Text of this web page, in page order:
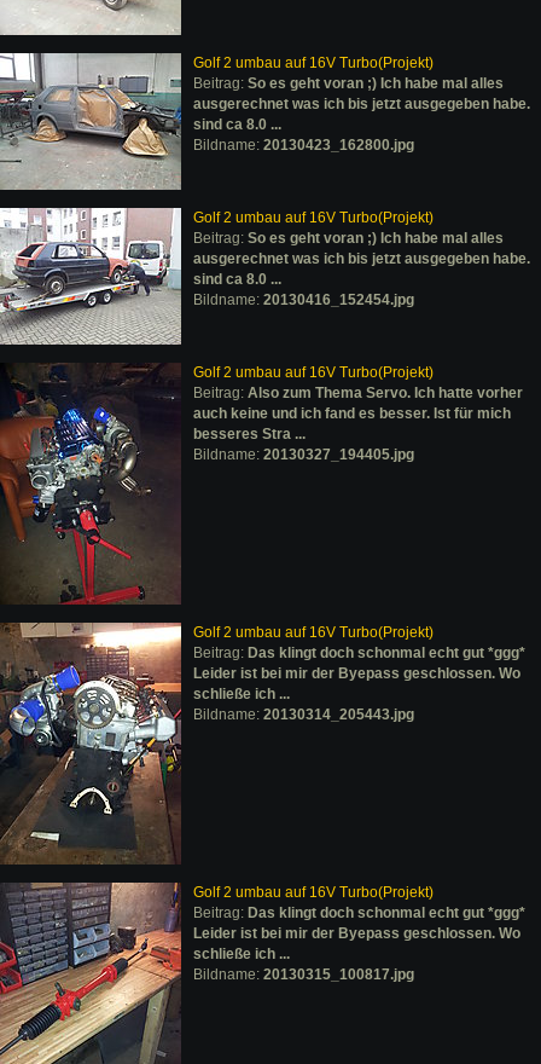
Golf 2 umbau auf 16V Turbo(Projekt)
Beitrag: So es geht voran ;) Ich habe mal alles
ausgerechnet was ich bis jetzt ausgegeben habe.
sind ca 8.0 ...
Bildname: 20130423_162800.jpg
Golf 2 umbau auf 16V Turbo(Projekt)
Beitrag: So es geht voran ;) Ich habe mal alles
ausgerechnet was ich bis jetzt ausgegeben habe.
sind ca 8.0 ...
Bildname: 20130416_152454.jpg
Golf 2 umbau auf 16V Turbo(Projekt)
Beitrag: Also zum Thema Servo. Ich hatte vorher
auch keine und ich fand es besser. Ist für mich
besseres Stra ...
Bildname: 20130327_194405.jpg
Golf 2 umbau auf 16V Turbo(Projekt)
Beitrag: Das klingt doch schonmal echt gut *ggg*
Leider ist bei mir der Byepass geschlossen. Wo
schließe ich ...
Bildname: 20130314_205443.jpg
Golf 2 umbau auf 16V Turbo(Projekt)
Beitrag: Das klingt doch schonmal echt gut *ggg*
Leider ist bei mir der Byepass geschlossen. Wo
schließe ich ...
Bildname: 20130315_100817.jpg